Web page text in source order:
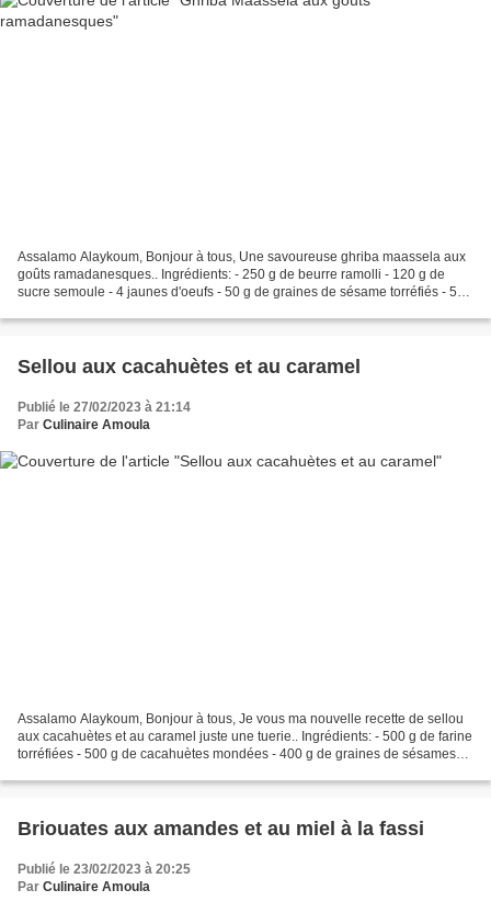
Assalamo Alaykoum, Bonjour à tous, Une savoureuse ghriba maassela aux
goûts ramadanesques.. Ingrédients: - 250 g de beurre ramolli - 120 g de
sucre semoule - 4 jaunes d'oeufs - 50 g de graines de sésame torréfiés - 50
Sellou aux cacahuètes et au caramel
Publié le 27/02/2023 à 21:14
Par Culinaire Amoula
Assalamo Alaykoum, Bonjour à tous, Je vous ma nouvelle recette de sellou
aux cacahuètes et au caramel juste une tuerie.. Ingrédients: - 500 g de farine
torréfiées - 500 g de cacahuètes mondées - 400 g de graines de sésames
Briouates aux amandes et au miel à la fassi
Publié le 23/02/2023 à 20:25
Par Culinaire Amoula